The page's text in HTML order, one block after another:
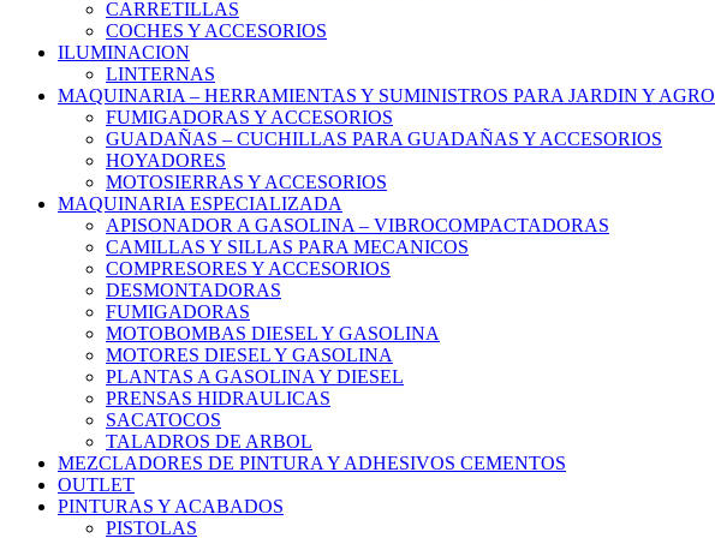
CARRETILLAS
COCHES Y ACCESORIOS
ILUMINACION
LINTERNAS
MAQUINARIA – HERRAMIENTAS Y SUMINISTROS PARA JARDIN Y AGRO
FUMIGADORAS Y ACCESORIOS
GUADAÑAS – CUCHILLAS PARA GUADAÑAS Y ACCESORIOS
HOYADORES
MOTOSIERRAS Y ACCESORIOS
MAQUINARIA ESPECIALIZADA
APISONADOR A GASOLINA – VIBROCOMPACTADORAS
CAMILLAS Y SILLAS PARA MECANICOS
COMPRESORES Y ACCESORIOS
DESMONTADORAS
FUMIGADORAS
MOTOBOMBAS DIESEL Y GASOLINA
MOTORES DIESEL Y GASOLINA
PLANTAS A GASOLINA Y DIESEL
PRENSAS HIDRAULICAS
SACATOCOS
TALADROS DE ARBOL
MEZCLADORES DE PINTURA Y ADHESIVOS CEMENTOS
OUTLET
PINTURAS Y ACABADOS
PISTOLAS